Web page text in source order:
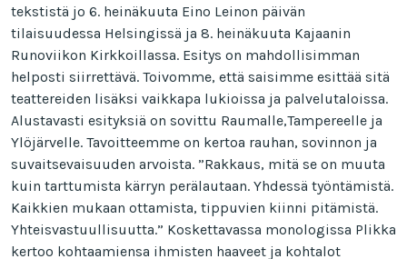
tekstistä jo 6. heinäkuuta Eino Leinon päivän
tilaisuudessa Helsingissä ja 8. heinäkuuta Kajaanin
Runoviikon Kirkkoillassa. Esitys on mahdollisimman
helposti siirrettävä. Toivomme, että saisimme esittää sitä
teattereiden lisäksi vaikkapa lukioissa ja palvelutaloissa.
Alustavasti esityksiä on sovittu Raumalle,Tampereelle ja
Ylöjärvelle. Tavoitteemme on kertoa rauhan, sovinnon ja
suvaitsevaisuuden arvoista. ”Rakkaus, mitä se on muuta
kuin tarttumista kärryn perälautaan. Yhdessä työntämistä.
Kaikkien mukaan ottamista, tippuvien kiinni pitämistä.
Yhteisvastuullisuutta.” Koskettavassa monologissa Plikka
kertoo kohtaamiensa ihmisten haaveet ja kohtalot